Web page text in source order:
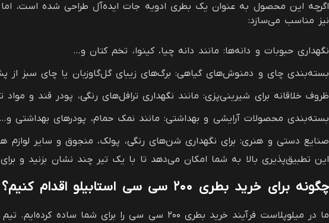
اگرچه این محصول به عنوان یک بطری ادویه جات ایده‌آل طراحی شده است،
نیز مناسب می‌سازد:
نگهداری حبوبات و دانه‌ها: مانند دانه چیا، کینوا، تخم کتان و…
بسته‌بندی چای و دمنوش‌های گیاهی: برگ‌های زیبای گل‌گاوزبان یا چای سبز از
ظروف خلاقانه برای شیرینی‌پزی: مانند نگهداری ترافل‌های رنگی، پودر قند و مواد
بسته‌بندی محصولات آرایشی و بهداشتی: مانند نمک حمام، پودرهای بهداشتی و…
صنایع دستی و هنری: برای نگهداری شن‌های رنگی، پولک، منجوق و سایر لوازم
این تطبیق‌پذیری بالا به شما امکان می‌دهد تا با یک تیر چند نشان بزنید و
چگونه برای خرید بطری ۲۰۰ سی سی استابیلو اقدام کنیم؟
ما در میلوپلاست فرآیند خرید بطری ۲۰۰ سی سی